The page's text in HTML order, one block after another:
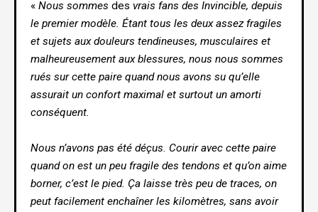
« Nous sommes des vrais fans des Invincible, depuis
le premier modèle. Étant tous les deux assez fragiles
et sujets aux douleurs tendineuses, musculaires et
malheureusement aux blessures, nous nous sommes
rués sur cette paire quand nous avons su qu’elle
assurait un confort maximal et surtout un amorti
conséquent.
Nous n’avons pas été déçus. Courir avec cette paire
quand on est un peu fragile des tendons et qu’on aime
borner, c’est le pied. Ça laisse très peu de traces, on
peut facilement enchaîner les kilomètres, sans avoir